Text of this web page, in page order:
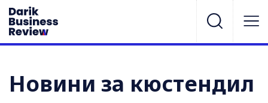
Новини за кюстендил